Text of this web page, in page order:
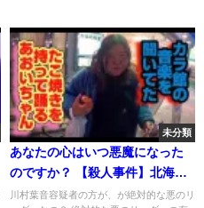
未分類
あなたの心はいつ悪魔になった
のですか？ 【殺人事件】北海道
別れ話集団リンチ強盗殺人事件
川村葉音容疑者の方が、が絶対的な悪のリ